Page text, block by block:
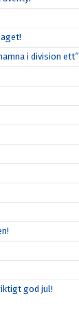
i division ett”
god jul!